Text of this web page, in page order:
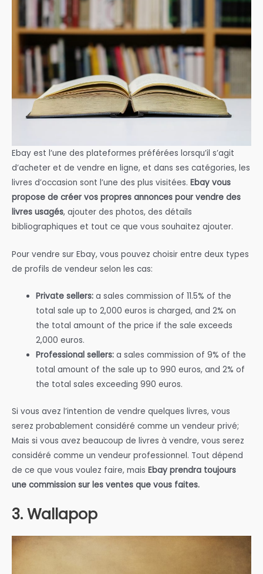
Ebay est l’une des plateformes préférées lorsqu’il s’agit
d’acheter et de vendre en ligne, et dans ses catégories, les
livres d’occasion sont l’une des plus visitées. Ebay vous
propose de créer vos propres annonces pour vendre des
livres usagés, ajouter des photos, des détails
bibliographiques et tout ce que vous souhaitez ajouter.
Pour vendre sur Ebay, vous pouvez choisir entre deux types
de profils de vendeur selon les cas:
Private sellers: a sales commission of 11.5% of the
total sale up to 2,000 euros is charged, and 2% on
the total amount of the price if the sale exceeds
2,000 euros.
Professional sellers: a sales commission of 9% of the
total amount of the sale up to 990 euros, and 2% of
the total sales exceeding 990 euros.
Si vous avez l’intention de vendre quelques livres, vous
serez probablement considéré comme un vendeur privé;
Mais si vous avez beaucoup de livres à vendre, vous serez
considéré comme un vendeur professionnel. Tout dépend
de ce que vous voulez faire, mais Ebay prendra toujours
une commission sur les ventes que vous faites.
3. Wallapop